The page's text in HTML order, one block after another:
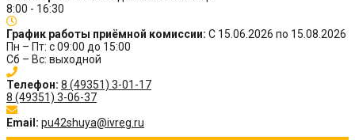
8:00 - 16:30
График работы приёмной комиссии: С 15.06.2026 по 15.08.2026
Пн – Пт: с 09:00 до 15:00
Сб – Вс: выходной
Телефон: 8 (49351) 3-01-17
8 (49351) 3-06-37
Email: pu42shuya@ivreg.ru